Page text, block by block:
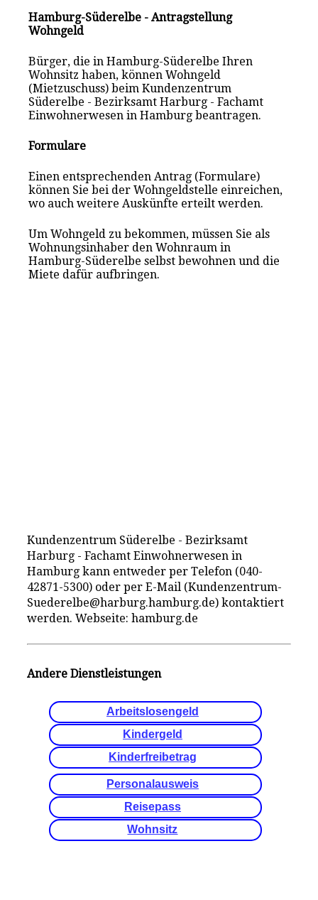
Hamburg-Süderelbe - Antragstellung
Wohngeld
Bürger, die in Hamburg-Süderelbe Ihren
Wohnsitz haben, können Wohngeld
(Mietzuschuss) beim Kundenzentrum
Süderelbe - Bezirksamt Harburg - Fachamt
Einwohnerwesen in Hamburg beantragen.
Formulare
Einen entsprechenden Antrag (Formulare)
können Sie bei der Wohngeldstelle einreichen,
wo auch weitere Auskünfte erteilt werden.
Um Wohngeld zu bekommen, müssen Sie als
Wohnungsinhaber den Wohnraum in
Hamburg-Süderelbe selbst bewohnen und die
Miete dafür aufbringen.
Kundenzentrum Süderelbe - Bezirksamt
Harburg - Fachamt Einwohnerwesen in
Hamburg kann entweder per Telefon (040-
42871-5300) oder per E-Mail (Kundenzentrum-
Suederelbe@harburg.hamburg.de) kontaktiert
werden. Webseite: hamburg.de
Andere Dienstleistungen
Arbeitslosengeld
Kindergeld
Kinderfreibetrag
Personalausweis
Reisepass
Wohnsitz